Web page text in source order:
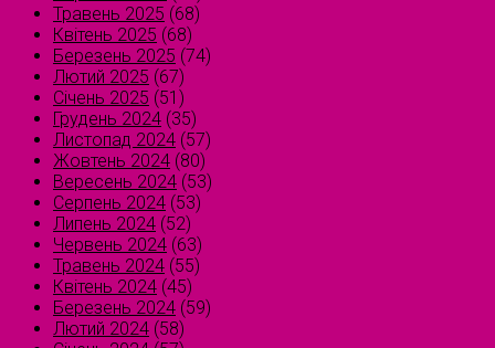
Травень 2025 (68)
Квітень 2025 (68)
Березень 2025 (74)
Лютий 2025 (67)
Січень 2025 (51)
Грудень 2024 (35)
Листопад 2024 (57)
Жовтень 2024 (80)
Вересень 2024 (53)
Серпень 2024 (53)
Липень 2024 (52)
Червень 2024 (63)
Травень 2024 (55)
Квітень 2024 (45)
Березень 2024 (59)
Лютий 2024 (58)